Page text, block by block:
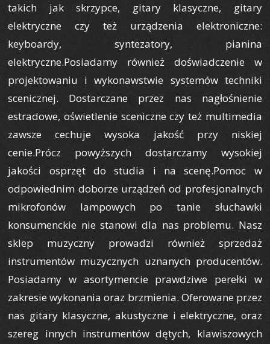
takich jak skrzypce, gitary klasyczne, gitary
elektryczne czy też urządzenia elektroniczne:
keyboardy, syntezatory, pianina
elektryczne.Posiadamy również doświadczenie w
projektowaniu i wykonawstwie systemów techniki
scenicznej. Dostarczane przez nas nagłośnienie
estradowe, oświetlenie sceniczne czy też multimedia
zawsze cechuje wysoka jakość przy niskiej
cenie.Prócz powyższych dostarczamy wysokiej
jakości osprzęt do studia i na scenę.Pomoc w
odpowiednim doborze urządzeń od profesjonalnych
mikrofonów lampowych po tanie słuchawki
konsumenckie nie stanowi dla nas problemu. Nasz
sklep muzyczny prowadzi również sprzedaż
instrumentów muzycznych uznanych producentów.
Posiadamy w asortymencie prawdziwe perełki w
zakresie wykonania oraz brzmienia. Oferowane przez
nas gitary klasyczne, akustyczne i elektryczne, oraz
szereg innych instrumentów dętych, klawiszowych